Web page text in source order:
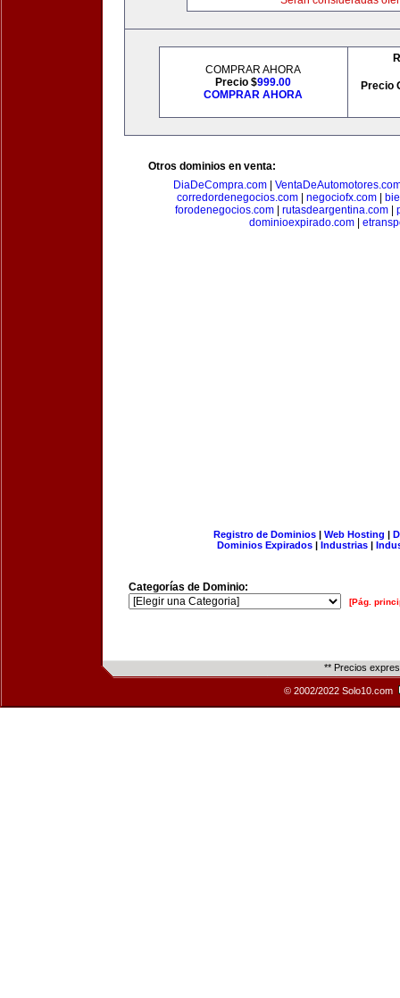
COMPRAR AHORA
Precio $999.00
COMPRAR AHORA
Precio
Otros dominios en venta:
DiaDeCompra.com|
corredordenegocios.com
negociofx.com
forodenegocios.com| rutasdeargentina.com|
dominioexpirado.com|
Registro de Dominios| Web Hosting |
Dominios Expirados | Industrias |
Categorías de Dominio:
[Pág.
** Precios
© 2002/2022 Solo10.com